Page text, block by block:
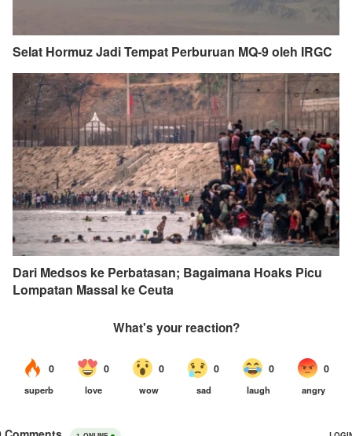
Selat Hormuz Jadi Tempat Perburuan MQ-9 oleh IRGC
Dari Medsos ke Perbatasan; Bagaimana Hoaks Picu
Lompatan Massal ke Ceuta